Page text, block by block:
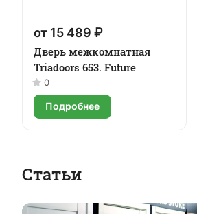
от 15 489 ₽
Дверь межкомнатная
Triadoors 653. Future
0
Подробнее
Статьи